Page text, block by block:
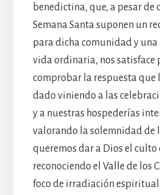
benedictina, que, a pesar de
Semana Santa suponen un
para dicha comunidad y una
vida ordinaria, nos satisface
comprobar la respuesta que
dado viniendo a las
y a nuestras hospederías
valorando la solemnidad de
queremos dar a Dios el culto
reconociendo el Valle de los
foco de irradiación espiritual